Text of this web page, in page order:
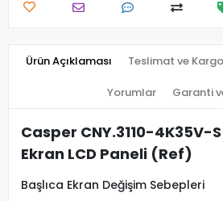
Ürün Açıklaması Teslimat ve Kargo
Yorumlar Garanti
Casper CNY.3110-4K35V-
Ekran LCD Paneli (Ref)
Başlıca Ekran Değişim Sebepleri